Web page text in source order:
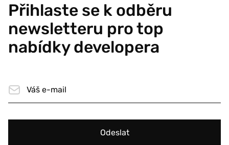
Přihlaste se k odběru
newsletteru pro top
nabídky developera
Odeslat